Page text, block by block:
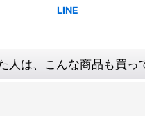
人は、こんな商品も買っ